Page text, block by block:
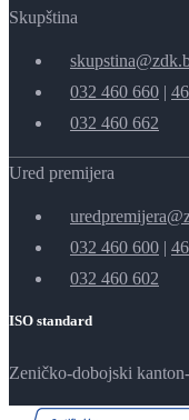
Skupština
032 460 660 |
032 460 662
Ured premijera
032 460 600 |
032 460 602
ISO standard
Zeničko-dobojski